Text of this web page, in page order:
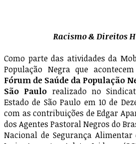
Racismo & Direitos
Como parte das atividades da
População Negra que
Fórum de Saúde da População
São Paulo realizado no
Estado de São Paulo em 10 de
com as contribuições de Edgar
dos Agentes Pastoral Negros do
Nacional de Segurança